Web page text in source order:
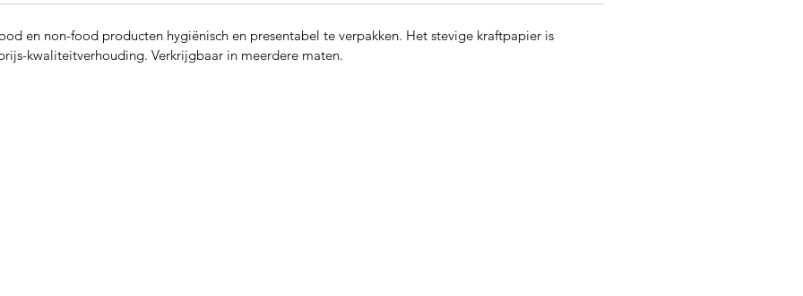
en non-food producten hygiënisch en presentabel te verpakken. Het stevige kraftpapier is
kwaliteitverhouding. Verkrijgbaar in meerdere maten.